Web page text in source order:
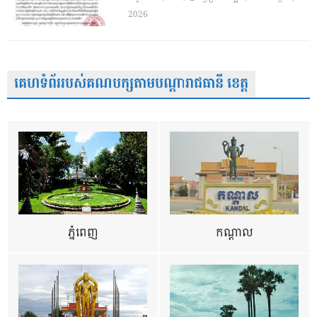
2026
គេហទំព័ររបស់គណបក្សតាមបណ្តារាជធានី ខេត្ត
ភ្នំពេញ កណ្តាល